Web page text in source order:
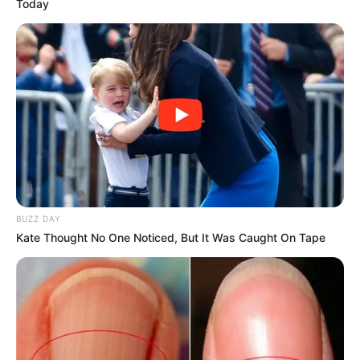
Υπάρχει κάλυψη για τον Αθλητισμό; +
Μπορώ να διαβάσω νέα που αφορούν την Υγεία; +
Ενημερώνετε για πολιτιστικές εκδηλώσεις και
τέχνες;
Today
BUZZ DAY
Kate Thought No One Noticed, But It Was Caught On Tape